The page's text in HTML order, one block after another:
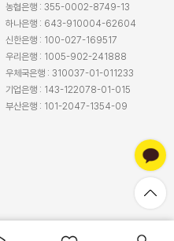
농협은행 : 355-0002-8749-13
하나은행 : 643-910004-62604
신한은행 : 100-027-169517
우리은행 : 1005-902-241888
우체국은행 : 310037-01-011233
기업은행 : 143-122078-01-015
부산은행 : 101-2047-1354-09